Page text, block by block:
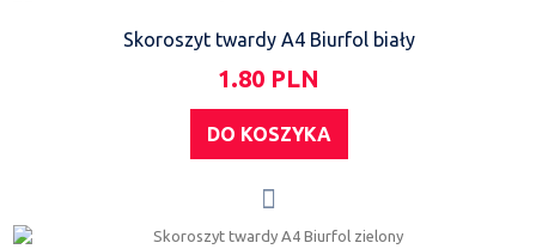
Skoroszyt twardy A4 Biurfol biały
1.80 PLN
DO KOSZYKA